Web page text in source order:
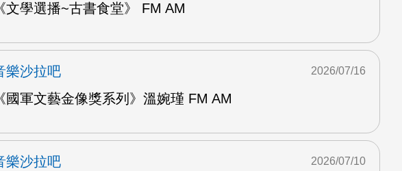
《文學選播~古書食堂》 FM AM
樂沙拉吧
《國軍文藝金像獎系列》溫婉瑾 FM AM
2026/07/16
樂沙拉吧
2026/07/10